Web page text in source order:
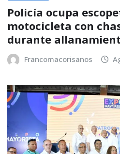
Policía ocupa
motocicleta con
durante
Francomacorisanos